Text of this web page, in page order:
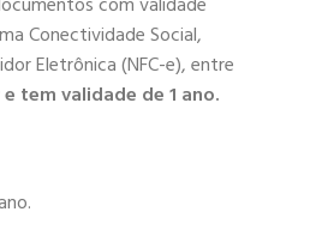
Conectividade Social,
Eletrônica (NFC-e), entre
tem validade de 1 ano.